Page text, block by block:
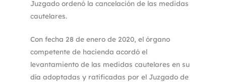
Juzgado ordenó la cancelación de las medidas
cautelares.
Con fecha 28 de enero de 2020, el órgano
competente de hacienda acordó el
levantamiento de las medidas cautelares en su
día adoptadas y ratificadas por el Juzgado de